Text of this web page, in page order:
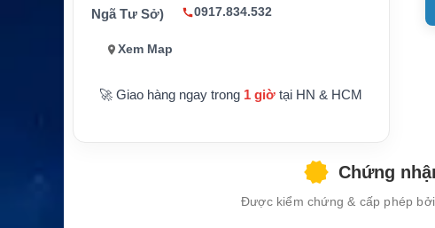
Ngã Tư Sở) 0917.834.532
Xem Map
🚀 Giao hàng ngay trong 1 giờ tại HN & HCM
Chứng
Được kiểm chứng & cấp phép